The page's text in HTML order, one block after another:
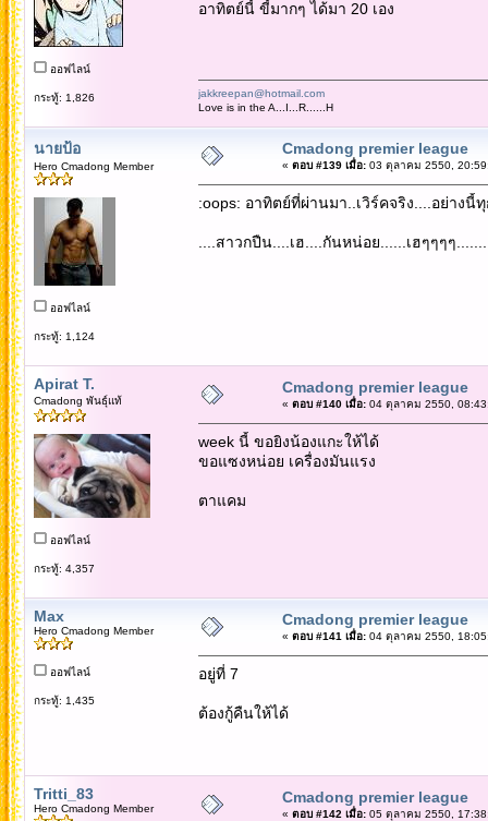
ออฟไลน์
กระทู้: 1,826
อาทิตย์นี้ ขี้มากๆ ได้มา 20 เอง
jakkreepan@hotmail.com
Love is in the A...I...R......H
นายป้อ
Hero Cmadong Member
ออฟไลน์
กระทู้: 1,124
Cmadong premier league
« ตอบ #139 เมื่อ:03 ตุลาคม 2550,
:oops: อาทิตย์ที่ผ่านมา..เวิร์คจริง....อย่างนี้
....สาวกปืน....เฮ....กันหน่อย......เฮๆๆๆๆ
Apirat T.
Cmadong พันธุ์แท้
ออฟไลน์
กระทู้: 4,357
Cmadong premier league
« ตอบ #140 เมื่อ:04 ตุลาคม 2550,
week นี้ ขอยิงน้องแกะให้ได้
ขอแซงหน่อย เครื่องมันแรง
ตาแคม
Max
Hero Cmadong Member
ออฟไลน์
กระทู้: 1,435
Cmadong premier league
« ตอบ #141 เมื่อ:04 ตุลาคม 2550,
อยู่ที่ 7
ต้องกู้คืนให้ได้
Tritti_83
Hero Cmadong Member
Cmadong premier league
« ตอบ #142 เมื่อ:05 ตุลาคม 2550,